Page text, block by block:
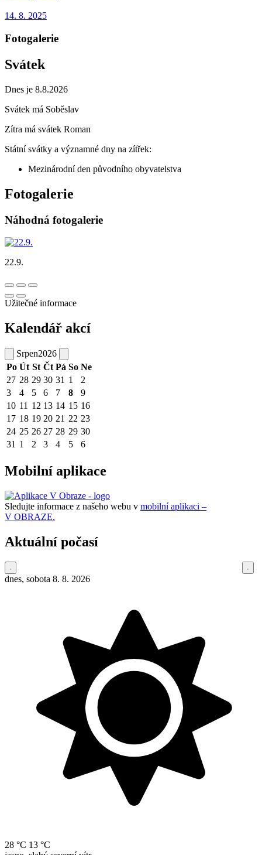
14. 8. 2025
Fotogalerie
Svátek
Dnes je 8.8.2026
Svátek má Soběslav
Zítra má svátek Roman
Státní svátky a významné dny na zítřek:
Mezinárodní den původního obyvatelstva
Fotogalerie
Náhodná fotogalerie
22.9.
Užitečné informace
Kalendář akcí
Srpen2026
Po Út St Čt Pá So Ne
27 28 29 30 31 1
2
3
4 5 6 7 8
9
10 11 12 13 14 15 16
17 18 19 20 21 22 23
24 25 26 27 28 29 30
31 1 2 3 4 5 6
Mobilní aplikace
Sledujte informace z našeho webu v mobilní aplikaci –
V OBRAZE.
Aktuální počasí
dnes, sobota 8. 8. 2026
28 °C 13 °C